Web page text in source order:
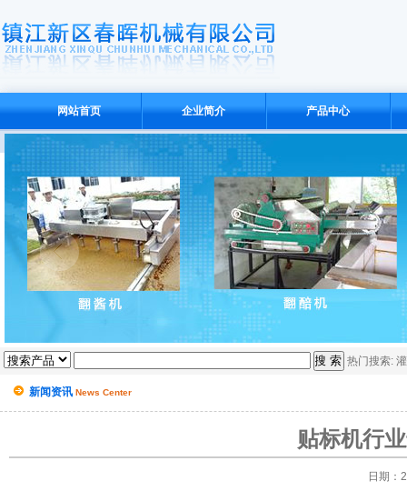
网站首页 企业简介 产品中心
热门搜索:
新闻资讯 News Center
贴标机行
日期：